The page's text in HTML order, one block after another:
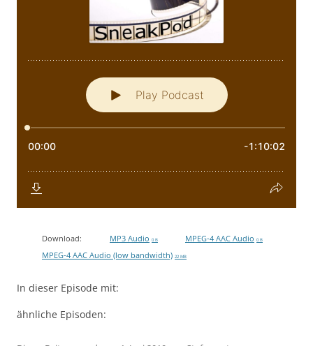
Download: MP3 Audio 0 B MPEG-4 AAC Audio 0 B
MPEG-4 AAC Audio (low bandwidth) 22 MB
In dieser Episode mit:
ähnliche Episoden: